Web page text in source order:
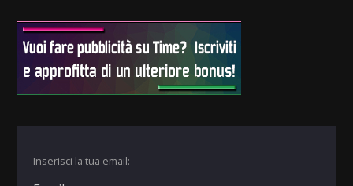
Inserisci la tua email: